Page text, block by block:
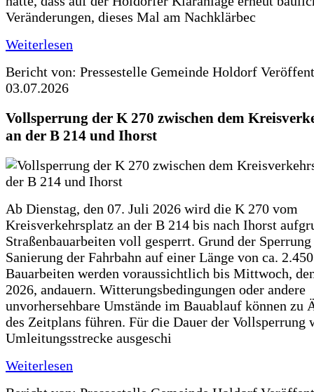
Veränderungen, dieses Mal am Nachklärbec
Weiterlesen
Bericht von: Pressestelle Gemeinde Holdorf
03.07.2026
Vollsperrung der K 270 zwischen dem
an der B 214 und Ihorst
Ab Dienstag, den 07. Juli 2026 wird die K 270 vom
Kreisverkehrsplatz an der B 214 bis nach Ihorst
Straßenbauarbeiten voll gesperrt. Grund der
Sanierung der Fahrbahn auf einer Länge von ca.
Bauarbeiten werden voraussichtlich bis Mittwoch,
2026, andauern. Witterungsbedingungen oder andere
unvorhersehbare Umstände im Bauablauf können zu
des Zeitplans führen. Für die Dauer der Vollsperrung
Umleitungsstrecke ausgeschi
Weiterlesen